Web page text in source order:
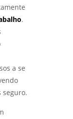
.
a se
seguro.